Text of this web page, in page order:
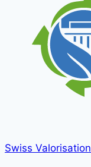
Swiss Valorisation